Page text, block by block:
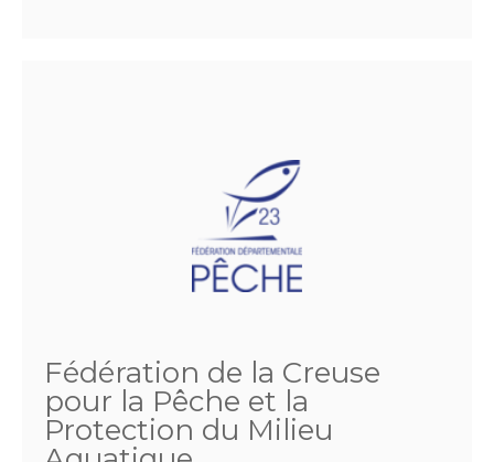
Fédération de la Creuse
pour la Pêche et la
Protection du Milieu